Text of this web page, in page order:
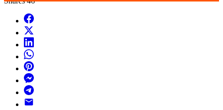
Facebook
WhatsApp
Pinterest
Messenger
Telegram